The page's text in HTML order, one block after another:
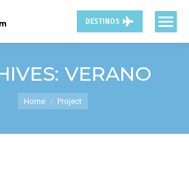
DESTINOS
VERANO
You are here:
Home Project